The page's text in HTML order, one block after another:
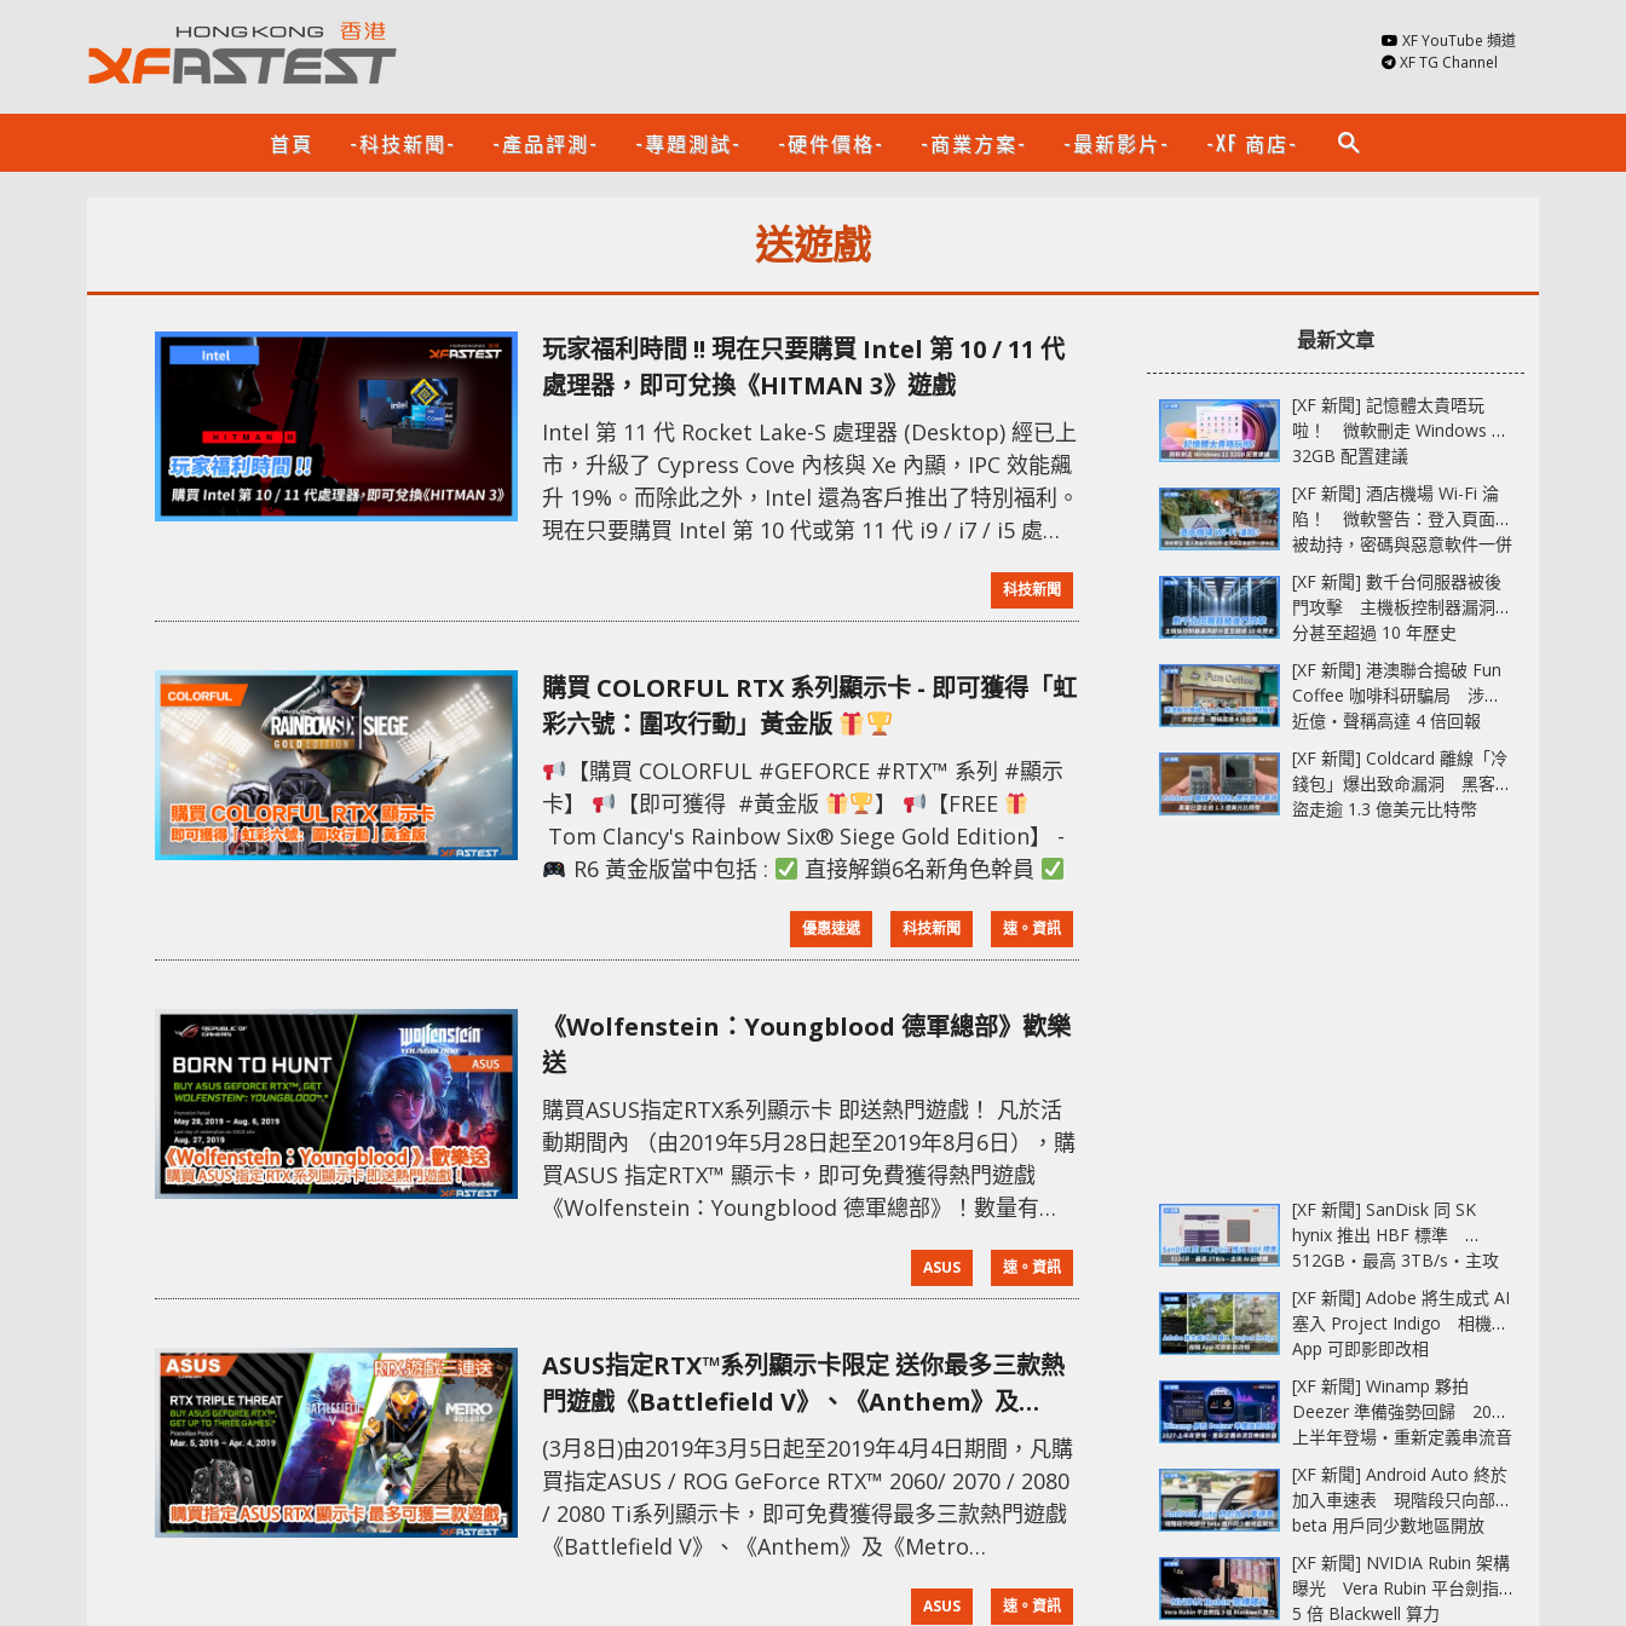
XF YouTube 頻道
XF TG Channel
首頁 -科技新聞- -產品評測- -專題測試- -硬件價格- -商業方案- -最新影片- -XF 商店- search
送遊戲
玩家福利時間 !! 現在只要購買 Intel 第 10 / 11 代
處理器，即可兌換《HITMAN 3》遊戲
Intel 第 11 代 Rocket Lake-S 處理器 (Desktop) 經已上
市，升級了 Cypress Cove 內核與 Xe 內顯，IPC 效能飆
升 19%。而除此之外，Intel 還為客戶推出了特別福利。
現在只要購買 Intel 第 10 代或第 11 代 i9 / i7 / i5 處理
月 30 日前購買，且需要在 7 月 31 日前兌換遊戲。
《HITMAN 3》遊戲在今年 1 月份發佈，在 EPIC 上的售
科技新聞
購買 COLORFUL RTX 系列顯示卡 - 即可獲得「虹
彩六號：圍攻行動」黃金版
【購買 COLORFUL #GEFORCE #RTX™ 系列 #顯示
卡】
【即可獲得 #黃金版 】
【FREE
Tom Clancy's Rainbow Six® Siege Gold Edition】 -
R6 黃金版當中包括 :
直接解鎖6名新角色幹員
Alpha 包加成 + 商店內9折優惠
獨家遊戲裝備
━━━━━━━━━━
換領方法 電郵 info@alt
優惠速遞 科技新聞 速。資訊
《Wolfenstein：Youngblood 德軍總部》歡樂
送
購買ASUS指定RTX系列顯示卡 即送熱門遊戲！ 凡於活
動期間內 （由2019年5月28日起至2019年8月6日），購
買ASUS 指定RTX™ 顯示卡，即可免費獲得熱門遊戲
《Wolfenstein：Youngblood 德軍總部》！數量有
2080 ROG Strix GeForce RTX™ 2080 Ti / 2080顯示卡
配備華碩最新Axial-tech軸向式風扇，可確保Turing™架
ASUS 速。資訊
ASUS指定RTX™系列顯示卡限定 送你最多三款熱
門遊戲《Battlefield V》、《Anthem》及
《Metro Exodus》
(3月8日)由2019年3月5日起至2019年4月4日期間，凡購
買指定ASUS / ROG GeForce RTX™ 2060/ 2070 / 2080
/ 2080 Ti系列顯示卡，即可免費獲得最多三款熱門遊戲
《Battlefield V》、《Anthem》及《Metro
RTX™ 2080 Ti或RTX™ 2080 系列顯示卡即可同時免費
ASUS 速。資訊
最新文章
[XF 新聞] 記憶體太貴唔玩
啦！ 微軟刪走 Windows 11
32GB 配置建議
[XF 新聞] 酒店機場 Wi-Fi 淪
陷！ 微軟警告：登入頁面可
被劫持，密碼與惡意軟件一併
中招
[XF 新聞] 數千台伺服器被後
門攻擊 主機板控制器漏洞部
分甚至超過 10 年歷史
[XF 新聞] 港澳聯合搗破 Fun
Coffee 咖啡科研騙局 涉款
近億‧聲稱高達 4 倍回報
[XF 新聞] Coldcard 離線「冷
錢包」爆出致命漏洞 黑客已
盜走逾 1.3 億美元比特幣
[XF 新聞] SanDisk 同 SK
hynix 推出 HBF 標準
512GB‧最高 3TB/s‧主攻
AI 記憶體
[XF 新聞] Adobe 將生成式 AI
塞入 Project Indigo 相機
App 可即影即改相
[XF 新聞] Winamp 夥拍
Deezer 準備強勢回歸 2027
上半年登場‧重新定義串流音
樂播放器
[XF 新聞] Android Auto 終於
加入車速表 現階段只向部分
beta 用戶同少數地區開放
[XF 新聞] NVIDIA Rubin 架構
曝光 Vera Rubin 平台劍指
5 倍 Blackwell 算力